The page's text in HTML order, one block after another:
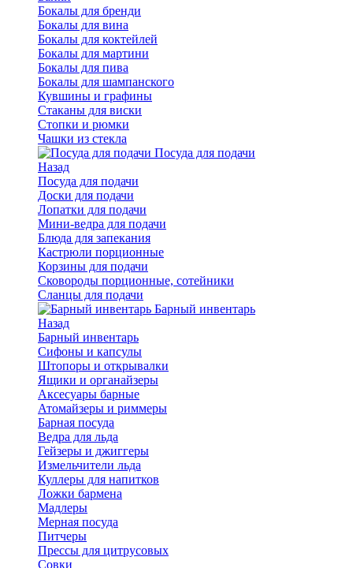
Бокалы для бренди
Бокалы для вина
Бокалы для коктейлей
Бокалы для мартини
Бокалы для пива
Бокалы для шампанского
Кувшины и графины
Стаканы для виски
Стопки и рюмки
Чашки из стекла
Посуда для подачи
Назад
Посуда для подачи
Доски для подачи
Лопатки для подачи
Мини-ведра для подачи
Блюда для запекания
Кастрюли порционные
Корзины для подачи
Сковороды порционные, сотейники
Сланцы для подачи
Барный инвентарь
Назад
Барный инвентарь
Сифоны и капсулы
Штопоры и открывалки
Ящики и органайзеры
Аксесуары барные
Атомайзеры и риммеры
Барная посуда
Ведра для льда
Гейзеры и джиггеры
Измельчители льда
Куллеры для напитков
Ложки бармена
Мадлеры
Мерная посуда
Питчеры
Прессы для цитрусовых
Совки